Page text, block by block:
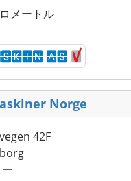
メートル
Norge
42F